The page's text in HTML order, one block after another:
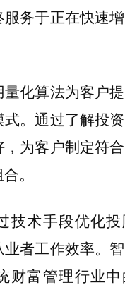
务于正在快速
化算法为客户
。通过了解投
为客户制定符
。
技术手段优化
者工作效率。
财富管理行业